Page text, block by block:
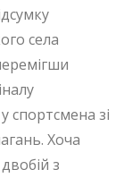
села
спортсмена зі
Хоча
з